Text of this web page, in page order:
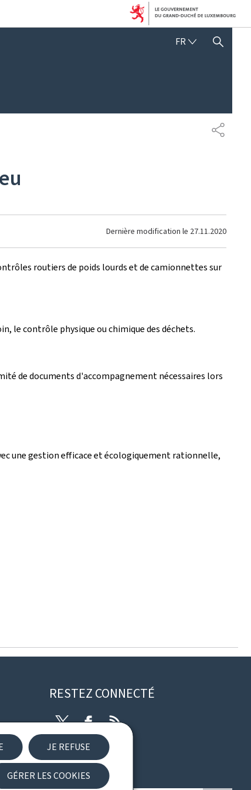
JE REFUSE
GÉRER LES COOKIES
FRFRANÇAIS
AFFICHER / MASQUER
Dernière modification le 27.11.2020
routiers de poids lourds et de camionnettes sur
le contrôle physique ou chimique des déchets.
de documents d'accompagnement nécessaires lors
une gestion efficace et écologiquement rationnelle,
RESTEZ CONNECTÉ
TwitterFacebook
RSS
Newsletter